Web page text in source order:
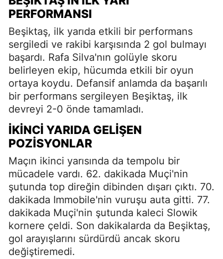
PERFORMANSI
Beşiktaş, ilk yarıda etkili bir performans
sergiledi ve rakibi karşısında 2 gol bulmayı
başardı. Rafa Silva'nın golüyle skoru
belirleyen ekip, hücumda etkili bir oyun
ortaya koydu. Defansif anlamda da başarılı
bir performans sergileyen Beşiktaş, ilk
devreyi 2-0 önde tamamladı.
İKINCI YARIDA GELIŞEN
POZISYONLAR
Maçın ikinci yarısında da tempolu bir
mücadele vardı. 62. dakikada Muçi'nin
şutunda top direğin dibinden dışarı çıktı. 70.
dakikada Immobile'nin vuruşu auta gitti. 77.
dakikada Muçi'nin şutunda kaleci Slowik
kornere çeldi. Son dakikalarda da Beşiktaş,
gol arayışlarını sürdürdü ancak skoru
değiştiremedi.